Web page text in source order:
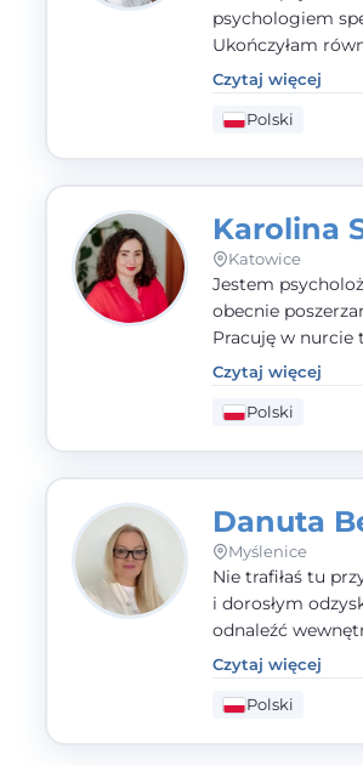
psychologiem
Ukończyłam
Diagnozy
działalności
Polskiego
Czytaj więcej
Polski
Karolina
Katowice
Jestem
obecnie
Pracuję w nurcie
potwierdzonej
dorosłym i
Czytaj więcej
Polski
Danuta
Myślenice
Nie trafiłaś tu
i dorosłym
odnaleźć
zaczęła się od
uważności,
nauczycielki,
Czytaj więcej
Polski